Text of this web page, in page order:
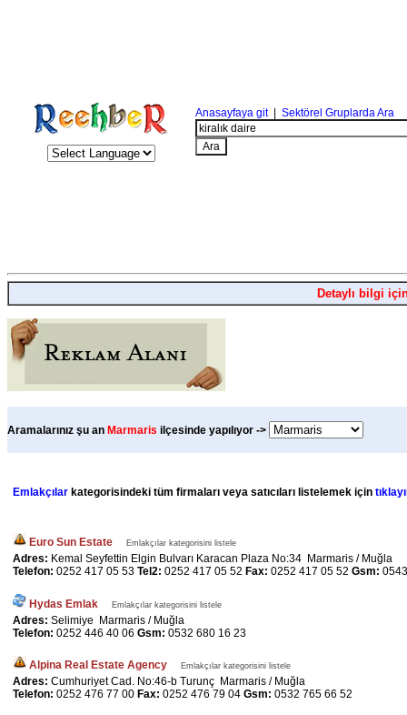
Anasayfaya git| Sektörel Gruplarda Ara
Detaylı bilgi
Aramalarınız şu an Marmaris ilçesinde yapılıyor ->
Emlakçılar kategorisindeki tüm firmaları veya satıcıları listelemek için
Euro Sun Estate Emlakçılar kategorisini listele
Adres: Kemal Seyfettin Elgin Bulvarı Karacan Plaza No:34 Marmaris / Muğla
Telefon: 0252 417 05 53 Tel2: 0252 417 05 52 Fax: 0252 417 05 52 Gsm:
Hydas Emlak Emlakçılar kategorisini listele
Adres: Selimiye Marmaris / Muğla
Telefon: 0252 446 40 06 Gsm: 0532 680 16 23
Alpina Real Estate Agency Emlakçılar kategorisini listele
Adres: Cumhuriyet Cad. No:46-b Turunç Marmaris / Muğla
Telefon: 0252 476 77 00 Fax: 0252 476 79 04 Gsm: 0532 765 66 52